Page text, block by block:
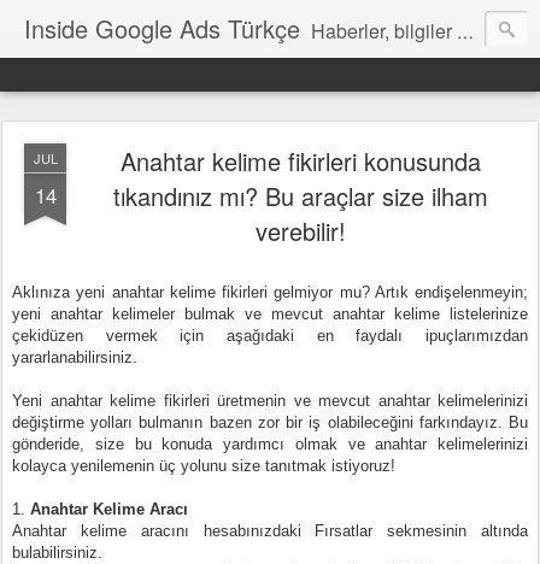
Inside Google Ads Türkçe Haberler, bilgiler ve ipuçları içeren Google Ads Resmi Blogu
JUL
14
Anahtar kelime fikirleri konusunda
tıkandınız mı? Bu araçlar size ilham
verebilir!
Aklınıza yeni anahtar kelime fikirleri gelmiyor mu? Artık endişelenmeyin;
yeni anahtar kelimeler bulmak ve mevcut anahtar kelime listelerinize
çekidüzen vermek için aşağıdaki en faydalı ipuçlarımızdan
yararlanabilirsiniz.
Yeni anahtar kelime fikirleri üretmenin ve mevcut anahtar kelimelerinizi
değiştirme yolları bulmanın bazen zor bir iş olabileceğini farkındayız. Bu
gönderide, size bu konuda yardımcı olmak ve anahtar kelimelerinizi
kolayca yenilemenin üç yolunu size tanıtmak istiyoruz!
1. Anahtar Kelime Aracı
Anahtar kelime aracını hesabınızdaki Fırsatlar sekmesinin altında
bulabilirsiniz.